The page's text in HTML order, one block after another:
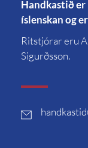
Handkastið
íslenskan og
Ritstjórar eru
Sigurðsson.
handkastid